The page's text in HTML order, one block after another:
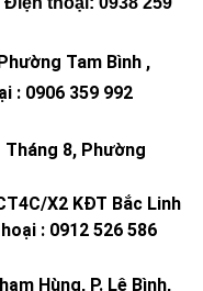
yếu, bạn nên kiểm tra
trí lắp và thời gian sạc.
ứng tốt nhu cầu đường
Tam Bình ,
: 0906 359 992
Tháng 8, Phường
X2 KĐT Bắc Linh
: 0912 526 586
Hùng, P. Lê Bình,